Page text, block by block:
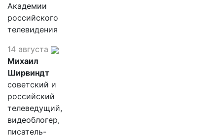
Академии
российского
телевидения
14 августа
Михаил
Ширвиндт
советский и
российский
телеведущий,
видеоблогер,
писатель-